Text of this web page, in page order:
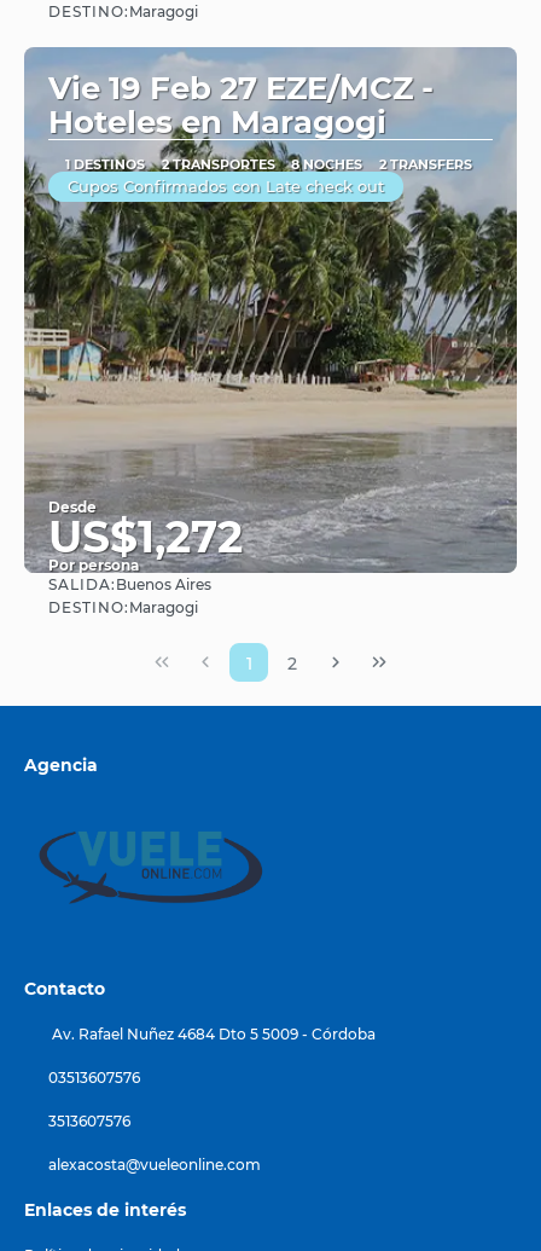
DESTINO: Maragogi
Vie 19 Feb 27 EZE/MCZ -
Hoteles en Maragogi
1 DESTINOS 2 TRANSPORTES 8 NOCHES 2 TRANSFERS
Cupos Confirmados con Late check out
Desde
US$1,272
Por persona
SALIDA: Buenos Aires
DESTINO: Maragogi
1 2
Agencia
Contacto
Av. Rafael Nuñez 4684 Dto 5 5009 - Córdoba
03513607576
3513607576
alexacosta@vueleonline.com
Enlaces de interés